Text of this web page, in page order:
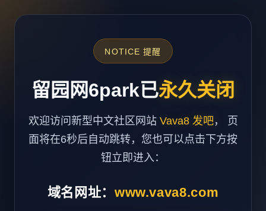
NOTICE 提醒
留园网6park已永久关闭
欢迎访问新型中文社区网站 Vava8 发吧， 页
面将在6秒后自动跳转，您也可以点击下方按
钮立即进入：
域名网址： www.vava8.com